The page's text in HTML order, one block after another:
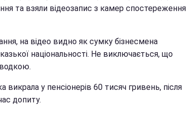
та взяли відеозапис з камер спостереження
на відео видно як сумку бізнесмена
національності. Не виключається, що
у пенсіонерів 60 тисяч гривень, після
допиту.